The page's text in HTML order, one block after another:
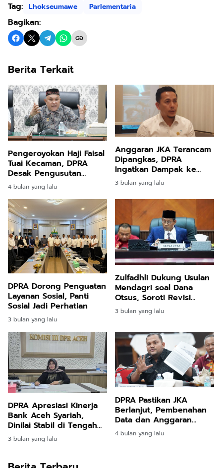
Tag: Lhokseumawe Parlementaria
Bagikan:
Berita Terkait
Pengeroyokan Haji Faisal
Tuai Kecaman, DPRA
Desak Pengusutan
Transparan
4 bulan yang lalu
Anggaran JKA Terancam
Dipangkas, DPRA
Ingatkan Dampak ke
Layanan Kesehatan
3 bulan yang lalu
DPRA Dorong Penguatan
Layanan Sosial, Panti
Sosial Jadi Perhatian
3 bulan yang lalu
Zulfadhli Dukung Usulan
Mendagri soal Dana
Otsus, Soroti Revisi
UUPA
3 bulan yang lalu
DPRA Apresiasi Kinerja
Bank Aceh Syariah,
Dinilai Stabil di Tengah
Pemulihan Pascabencana
3 bulan yang lalu
DPRA Pastikan JKA
Berlanjut, Pembenahan
Data dan Anggaran
Diperlukan
4 bulan yang lalu